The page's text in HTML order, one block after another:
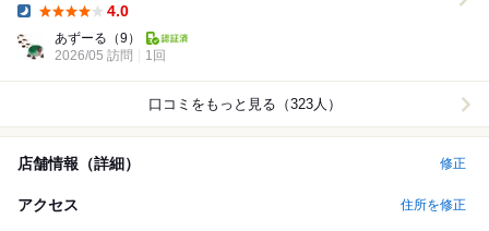
4.0
あずーる （9）
2026/05 訪問
1回
口コミをもっと見る（323人）
店舗情報（詳細） 修正
アクセス 住所を修正